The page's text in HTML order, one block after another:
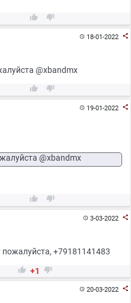
 
18-01-2022 
@xbandmx
 
19-01-2022 
@xbandmx
 
3-03-2022 
+79181141483
 +1 
20-03-2022 